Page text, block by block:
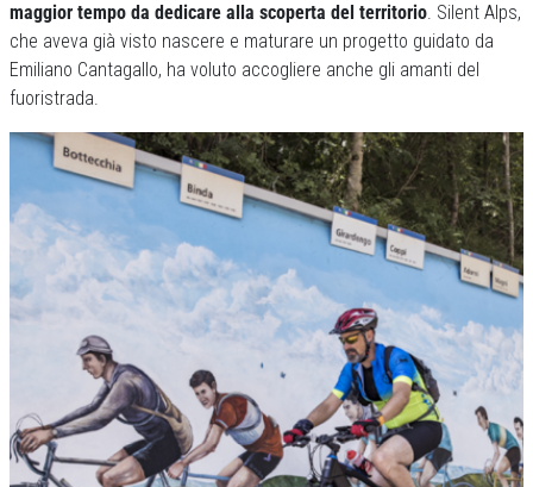
maggior tempo da dedicare alla scoperta del territorio. Silent Alps,
che aveva già visto nascere e maturare un progetto guidato da
Emiliano Cantagallo, ha voluto accogliere anche gli amanti del
fuoristrada.